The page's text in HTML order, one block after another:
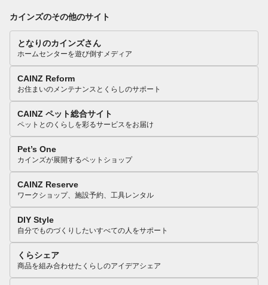
カインズのその他のサイト
となりのカインズさん
ホームセンターを遊び倒すメディア
CAINZ Reform
お住まいのメンテナンスとくらしのサポート
CAINZ ペット総合サイト
ペットとのくらしを彩るサービスをお届け
Pet’s One
カインズが展開するペットショップ
CAINZ Reserve
ワークショップ、施設予約、工具レンタル
DIY Style
自分でものづくりしたいすべての人をサポート
くらシェア
商品を組み合わせたくらしのアイデアシェア